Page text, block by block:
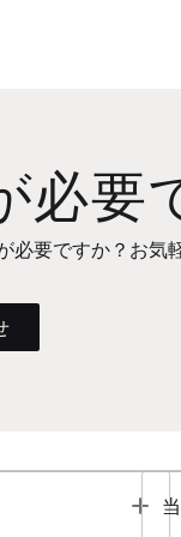
必要
必要ですか？お気